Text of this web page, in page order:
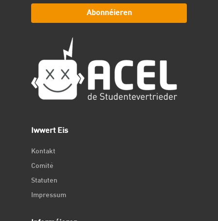
Abonnéieren
Iwwert Eis
Kontakt
Comité
Statuten
Impressum